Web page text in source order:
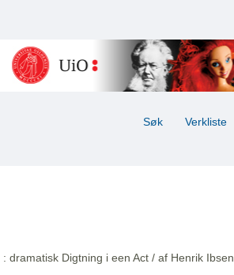
Søk Verkliste
dramatisk Digtning i een Act / af Henrik Ibsen